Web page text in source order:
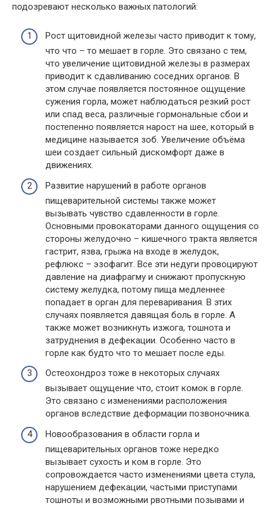
подозревают несколько важных патологий:
Рост щитовидной железы часто приводит к тому,
что что – то мешает в горле. Это связано с тем,
что увеличение щитовидной железы в размерах
приводит к сдавливанию соседних органов. В
этом случае появляется постоянное ощущение
сужения горла, может наблюдаться резкий рост
или спад веса, различные гормональные сбои и
постепенно появляется нарост на шее, который в
медицине называется зоб. Увеличение объёма
шеи создает сильный дискомфорт даже в
движениях.
Развитие нарушений в работе органов
пищеварительной системы также может
вызывать чувство сдавленности в горле.
Основными провокаторами данного ощущения со
стороны желудочно – кишечного тракта является
гастрит, язва, грыжа на входе в желудок,
рефлюкс – эзофагит. Все эти недуги провоцируют
давление на диафрагму и снижают пропускную
систему желудка, потому пища медленнее
попадает в орган для переваривания. В этих
случаях появляется давящая боль в горле. А
также может возникнуть изжога, тошнота и
затруднения в дефекации. Особенно часто в
горле как будто что то мешает после еды.
Остеохондроз тоже в некоторых случаях
вызывает ощущение что, стоит комок в горле.
Это связано с изменениями расположения
органов вследствие деформации позвоночника.
Новообразования в области горла и
пищеварительных органов тоже нередко
вызывает сухость и ком в горле. Это
сопровождается часто изменениями цвета стула,
нарушением дефекации, частыми приступами
тошноты и возможными рвотными позывами и